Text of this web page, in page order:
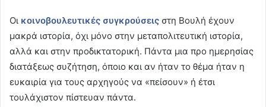
Οι κοινοβουλευτικές συγκρούσεις στη Βουλή έχουν
μακρά ιστορία, όχι μόνο στην μεταπολιτευτική ιστορία,
αλλά και στην προδικτατορική. Πάντα μια προ ημερησίας
διατάξεως συζήτηση, όποιο και αν ήταν το θέμα ήταν η
ευκαιρία για τους αρχηγούς να «πείσουν» ή έτσι
τουλάχιστον πίστευαν πάντα.